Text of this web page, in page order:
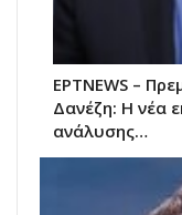
ΕΡΤNEWS –
Δανέζη: Η νέα
ανάλυσης…